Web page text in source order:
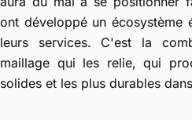
ont développé un écosystème
leurs services. C'est la
maillage qui les relie, qui
solides et les plus durables